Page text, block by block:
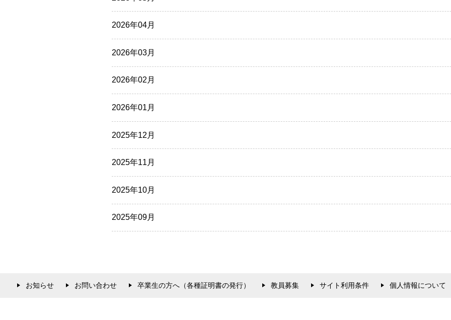
2026年04月
2026年03月
2026年02月
2026年01月
2025年12月
2025年11月
2025年10月
2025年09月
お知らせ お問い合わせ 卒業生の方へ（各種証明書の発行） 教員募集 サイト利用条件 個人情報について